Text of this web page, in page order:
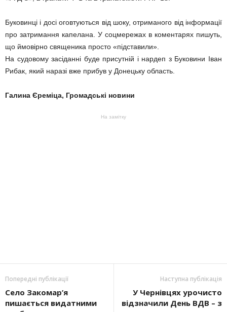
Буковинці і досі оговтуються від шоку, отриманого від інформації
про затримання капелана. У соцмережах в коментарях пишуть,
що ймовірно священика просто «підставили».
На судовому засіданні буде присутній і нардеп з Буковини Іван
Рибак, який наразі вже прибув у Донецьку область.
Галина Єреміца, Громадські новини
На замітку
Попередні публікації
Село Закомар’я
пишається видатними
Наступна публікація
У Чернівцях урочисто
відзначили День ВДВ – з